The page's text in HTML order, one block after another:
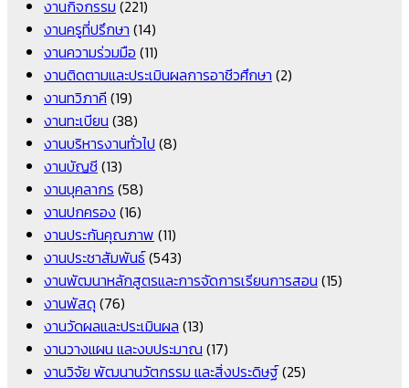
งานกิจกรรม (221)
งานครูที่ปรึกษา (14)
งานความร่วมมือ (11)
งานติดตามและประเมินผลการอาชีวศึกษา (2)
งานทวิภาคี (19)
งานทะเบียน (38)
งานบริหารงานทั่วไป (8)
งานบัญชี(13)
งานบุคลากร (58)
งานปกครอง (16)
งานประกันคุณภาพ (11)
งานประชาสัมพันธ์(543)
งานพัฒนาหลักสูตรและการจัดการเรียนการสอน (15)
งานพัสดุ (76)
งานวัดผลและประเมินผล (13)
งานวางแผน และงบประมาณ (17)
งานวิจัย พัฒนานวัตกรรม และสิ่งประดิษฐ์(25)